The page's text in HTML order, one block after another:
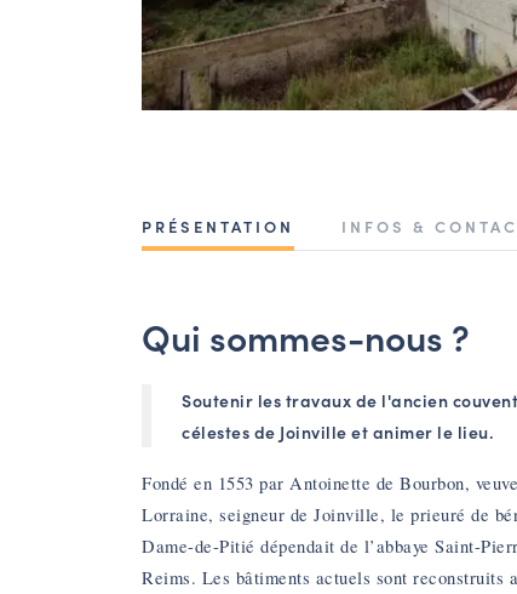
PRÉSENTATION INFOS &
Qui sommes-nous ?
Soutenir les travaux de l'ancien
célestes de Joinville et animer le lieu.
Fondé en 1553 par Antoinette de Bourbon,
Lorraine, seigneur de Joinville, le prieuré de
Dame-de-Pitié dépendait de l’abbaye Saint-
Reims. Les bâtiments actuels sont reconstruits